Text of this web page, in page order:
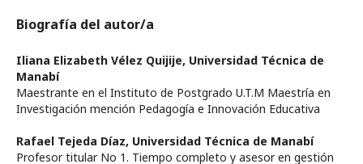
Biografía del autor/a
Iliana Elizabeth Vélez Quijije, Universidad Técnica de
Manabí
Maestrante en el Instituto de Postgrado U.T.M Maestría en
Investigación mención Pedagogía e Innovación Educativa
Rafael Tejeda Díaz, Universidad Técnica de Manabí
Profesor titular No 1. Tiempo completo y asesor en gestión